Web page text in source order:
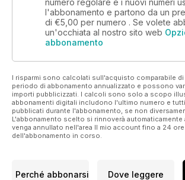
numero regolare e i nuovi numeri
l'abbonamento e partono da un
di €5,00 per numero . Se volete
un'occhiata al nostro sito web
abbonamento
I risparmi sono calcolati sull'acquisto comparabile
periodo di abbonamento annualizzato e possono
importi pubblicizzati. I calcoli sono solo a scopo
abbonamenti digitali includono l'ultimo numero e
pubblicati durante l'abbonamento, se non
L'abbonamento scelto si rinnoverà automaticamente
venga annullato nell'area Il mio account fino a 24
dell'abbonamento in corso.
Perché abbonarsi Dove leggere